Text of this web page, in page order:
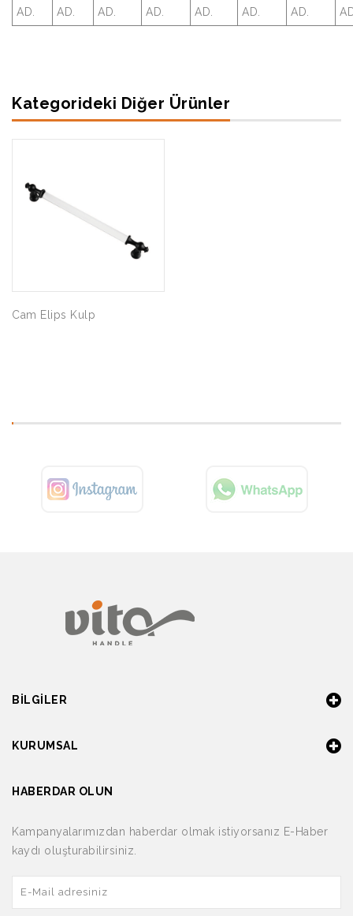
AD.
AD.
AD.
AD.
AD.
AD.
AD.
Kategorideki Diğer Ürünler
Cam Elips Kulp
BILGILER
KURUMSAL
HABERDAR OLUN
Kampanyalarımızdan haberdar olmak istiyorsanız E-Haber
kaydı oluşturabilirsiniz.